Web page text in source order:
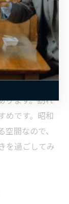
だわりがあ
しまず仕込ま
「家族みんな
ロの雰囲気が
ります。
数量限定の場
ります。訪れ
めです。昭和
間なので、
を過ごしてみ